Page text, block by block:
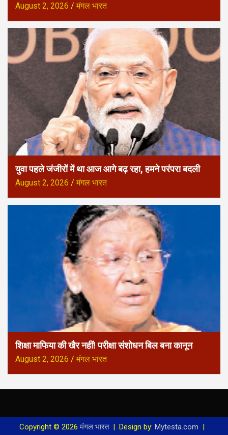
August 2, 2026 मंगल भारत
युवा पहले जंजीरों में था आज आगे बढ़ रहा, हमने परंपरा बदली
August 2, 2026 मंगल भारत
शिक्षा माफिया की खैर नहीं! परीक्षा संशोधन बिल बना कानून
August 2, 2026 मंगल भारत
Copyright © 2026मंगल भारत Design by: Mytesta.com